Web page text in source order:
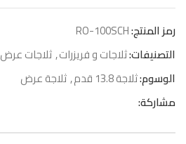
رمز المنتج:RO-100SCH
التصنيفات:ثلاجات و فريزرات,ثلاجات عرض
الوسوم:ثلاجة 13.8 قدم ,ثلاجة عرض
مشاركة: